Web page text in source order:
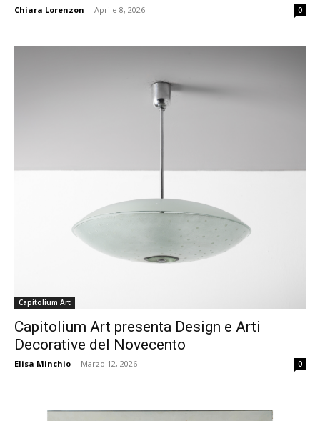
Chiara Lorenzon - Aprile 8, 2026 0
Capitolium Art
Capitolium Art presenta Design e Arti
Decorative del Novecento
Elisa Minchio - Marzo 12, 2026 0